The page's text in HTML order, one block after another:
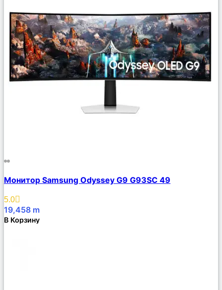
Описание
Избранное
Монитор Samsung Odyssey G9 G93SC 49
5.0
19,458 m
В Корзину